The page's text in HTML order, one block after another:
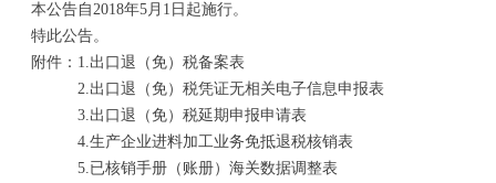
本公告自2018年5月1日起施行。
特此公告。
附件：1.出口退（免）税备案表
2.出口退（免）税凭证无相关电子信息申报表
3.出口退（免）税延期申报申请表
4.生产企业进料加工业务免抵退税核销表
5.已核销手册（账册）海关数据调整表